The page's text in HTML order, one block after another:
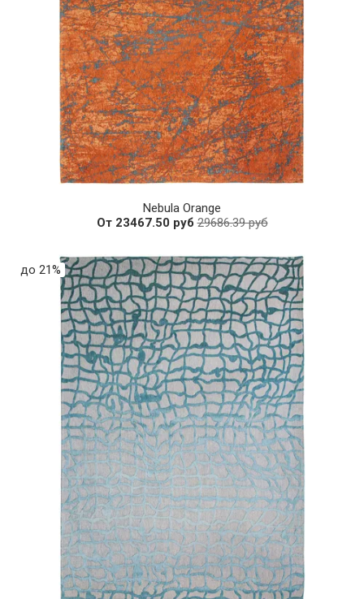
Nebula Orange
От 23467.50 руб29686.39 руб
до 21%